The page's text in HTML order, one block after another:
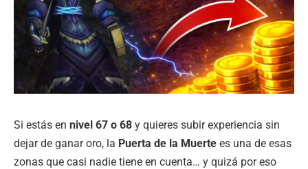
Si estás en nivel 67 o 68 y quieres subir experiencia sin
dejar de ganar oro, la Puerta de la Muerte es una de esas
zonas que casi nadie tiene en cuenta… y quizá por eso